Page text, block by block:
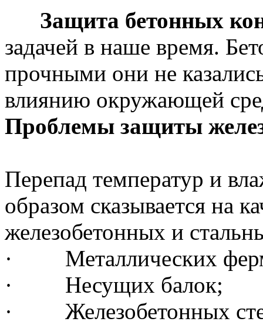
Защита бетонных
задачей в наше время.
прочными они не
влиянию окружающей
Проблемы защиты
Перепад температур и
образом сказывается на
железобетонных и
· Металлических
· Несущих балок;
· Железобетонных